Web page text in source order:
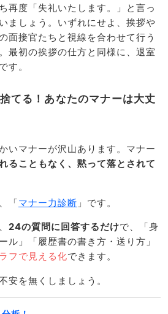
再度「失礼いたします。」と言っ
ましょう。いずれにせよ、挨拶や
面接官たちと視線を合わせて行う
最初の挨拶の仕方と同様に、退室
す。
てる！あなたのマナーは大丈
いマナーが沢山あります。マナー
ることもなく、黙って落とされて
「マナー力診断 」です。
24の質問に回答するだけで、「身
ル」「履歴書の書き方・送り方」
フで見える化できます。
安を無くしましょう。